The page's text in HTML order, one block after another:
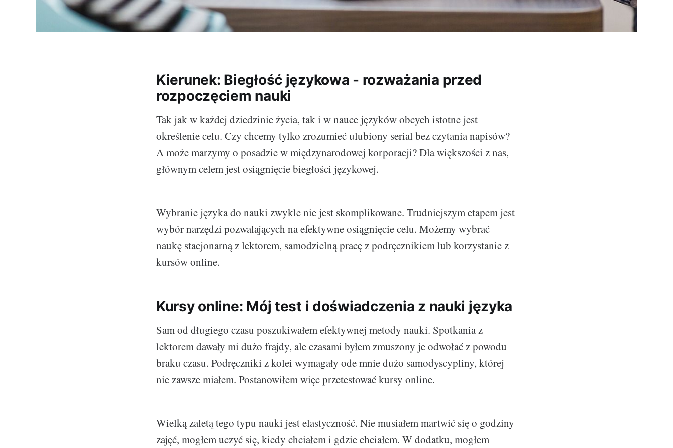
Kierunek: Biegłość językowa - rozważania przed
rozpoczęciem nauki
Tak jak w każdej dziedzinie życia, tak i w nauce języków obcych istotne jest
określenie celu. Czy chcemy tylko zrozumieć ulubiony serial bez czytania napisów?
A może marzymy o posadzie w międzynarodowej korporacji? Dla większości z nas,
głównym celem jest osiągnięcie biegłości językowej.
Wybranie języka do nauki zwykle nie jest skomplikowane. Trudniejszym etapem jest
wybór narzędzi pozwalających na efektywne osiągnięcie celu. Możemy wybrać
naukę stacjonarną z lektorem, samodzielną pracę z podręcznikiem lub korzystanie z
kursów online.
Kursy online: Mój test i doświadczenia z nauki języka
Sam od długiego czasu poszukiwałem efektywnej metody nauki. Spotkania z
lektorem dawały mi dużo frajdy, ale czasami byłem zmuszony je odwołać z powodu
braku czasu. Podręczniki z kolei wymagały ode mnie dużo samodyscypliny, której
nie zawsze miałem. Postanowiłem więc przetestować kursy online.
Wielką zaletą tego typu nauki jest elastyczność. Nie musiałem martwić się o godziny
zajęć, mogłem uczyć się, kiedy chciałem i gdzie chciałem. W dodatku, mogłem